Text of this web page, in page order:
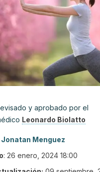
y aprobado por el
Leonardo Biolatto
Jonatan Menguez
: 26 enero, 2024 18:00